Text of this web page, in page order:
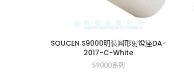
SOUCEN S9000明裝圓形射燈座DA-
2017-C-White
S9000系列